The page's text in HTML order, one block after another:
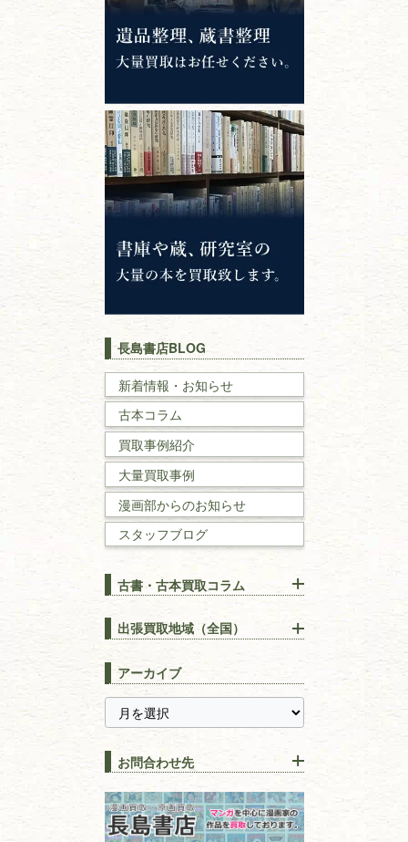
専門書・ 学術書
哲学書・思想書
心理学・倫理学
仏教書
神道・神社仏閣
イスラム教
キリスト教
世界史・
戦記・戦史
国文学・
理工書
数学書・物理学書
建築書
漢方・鍼灸・東洋医学
易学・占い
スピリチュアル・
全集・
趣味・教養
書道
長島書店BLOG
新着情報・お知らせ
古本コラム
買取事例紹介
大量買取事例
漫画部からのお知らせ
スタッフブログ
古書・古本買取コラム
【出張買取】古本の大量買取
りOK！効率的に売る方法
宅配買取は古本を送るだけ！
長島書店の便利な買取サービ
ス
【持ち込み買取】店頭で簡単
に古本を売るメリットとは？
上手な売り方のコツを解説
因！適切な管理で長持ちさせ
るコツ
古本は汚れていると買取でき
出張買取地域（全国）
千葉県
神奈川県
静岡県
山梨県
新潟県
長野県
愛知県
石川県
福井県
アーカイブ
お問合わせ先